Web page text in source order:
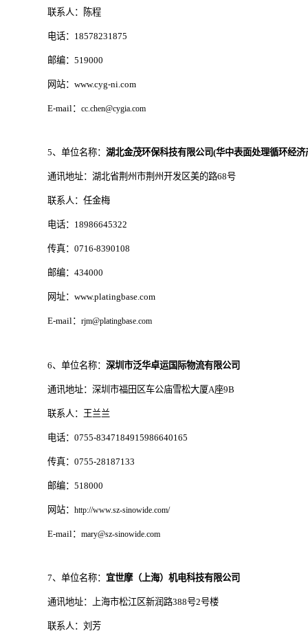
联系人：陈程
电话：18578231875
邮编：519000
网站：www.cyg-ni.com
E-mail： cc.chen@cygia.com
5、单位名称： 湖北金茂环保科技有限公司(华中表面处理循环经济
通讯地址：湖北省荆州市荆州开发区美的路68号
联系人：任金梅
电话：18986645322
传真：0716-8390108
邮编：434000
网址：www.platingbase.com
E-mail： rjm@platingbase.com
6、单位名称： 深圳市泛华卓运国际物流有限公司
通讯地址：深圳市福田区车公庙雪松大厦A座9B
联系人：王兰兰
电话：0755-8347184915986640165
传真：0755-28187133
邮编：518000
网站： http://www.sz-sinowide.com/
E-mail： mary@sz-sinowide.com
7、单位名称： 宜世摩（上海）机电科技有限公司
通讯地址：上海市松江区新润路388号2号楼
联系人：刘芳